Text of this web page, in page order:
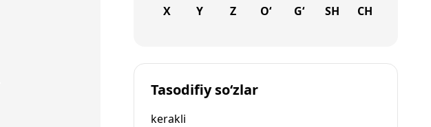
X Y Z O‘ G‘ SH CH
Tasodifiy so‘zlar
kerakli